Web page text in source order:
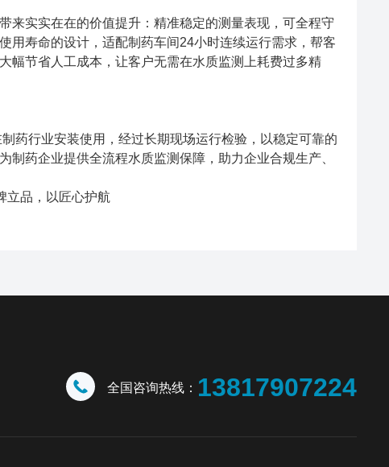
来实实在在的价值提升：精准稳定的测量表现，可全程守
用寿命的设计，适配制药车间24小时连续运行需求，帮客
幅节省人工成本，让客户无需在水质监测上耗费过多精
药行业安装使用，经过长期现场运行检验，以稳定可靠的
药企业提供全流程水质监测保障，助力企业合规生产、
全国咨询热线： 13817907224